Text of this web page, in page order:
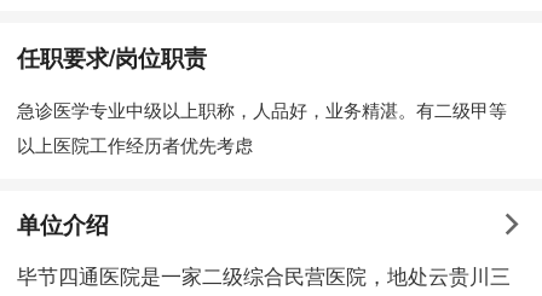
任职要求/岗位职责
急诊医学专业中级以上职称，人品好，业务精湛。有二级甲等
以上医院工作经历者优先考虑
单位介绍
毕节四通医院是一家二级综合民营医院，地处云贵川三